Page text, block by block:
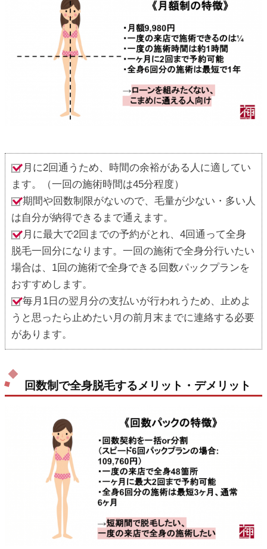
月に2回通うため、時間の余裕がある人に適してい
ます。（一回の施術時間は45分程度）
期間や回数制限がないので、毛量が少ない・多い人
は自分が納得できるまで通えます。
月に最大で2回までの予約がとれ、4回通って全身
脱毛一回分になります。一回の施術で全身分行いたい
場合は、1回の施術で全身できる回数パックプランを
おすすめします。
毎月1日の翌月分の支払いが行われうため、止めよ
うと思ったら止めたい月の前月末までに連絡する必要
があります。
回数制で全身脱毛するメリット・デメリット